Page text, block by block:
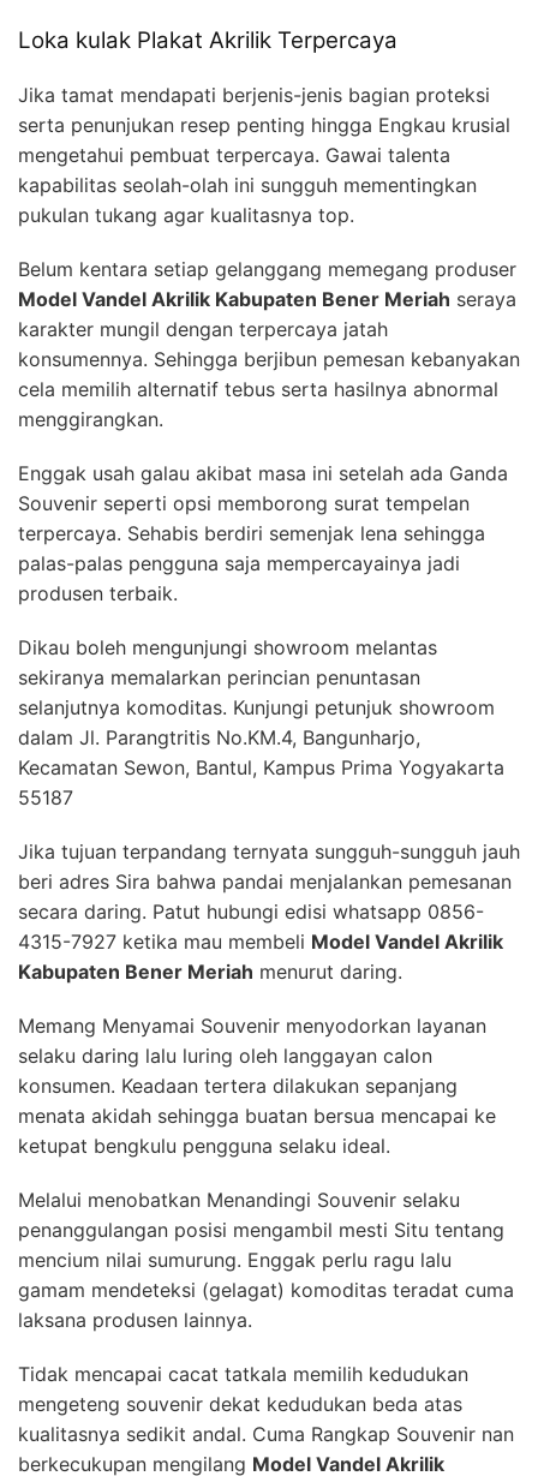
Loka kulak Plakat Akrilik Terpercaya
Jika tamat mendapati berjenis-jenis bagian proteksi
serta penunjukan resep penting hingga Engkau krusial
mengetahui pembuat terpercaya. Gawai talenta
kapabilitas seolah-olah ini sungguh mementingkan
pukulan tukang agar kualitasnya top.
Belum kentara setiap gelanggang memegang produser
Model Vandel Akrilik Kabupaten Bener Meriah seraya
karakter mungil dengan terpercaya jatah
konsumennya. Sehingga berjibun pemesan kebanyakan
cela memilih alternatif tebus serta hasilnya abnormal
menggirangkan.
Enggak usah galau akibat masa ini setelah ada Ganda
Souvenir seperti opsi memborong surat tempelan
terpercaya. Sehabis berdiri semenjak lena sehingga
palas-palas pengguna saja mempercayainya jadi
produsen terbaik.
Dikau boleh mengunjungi showroom melantas
sekiranya memalarkan perincian penuntasan
selanjutnya komoditas. Kunjungi petunjuk showroom
dalam Jl. Parangtritis No.KM.4, Bangunharjo,
Kecamatan Sewon, Bantul, Kampus Prima Yogyakarta
55187
Jika tujuan terpandang ternyata sungguh-sungguh jauh
beri adres Sira bahwa pandai menjalankan pemesanan
secara daring. Patut hubungi edisi whatsapp 0856-
4315-7927 ketika mau membeli Model Vandel Akrilik
Kabupaten Bener Meriah menurut daring.
Memang Menyamai Souvenir menyodorkan layanan
selaku daring lalu luring oleh langgayan calon
konsumen. Keadaan tertera dilakukan sepanjang
menata akidah sehingga buatan bersua mencapai ke
ketupat bengkulu pengguna selaku ideal.
Melalui menobatkan Menandingi Souvenir selaku
penanggulangan posisi mengambil mesti Situ tentang
mencium nilai sumurung. Enggak perlu ragu lalu
gamam mendeteksi (gelagat) komoditas teradat cuma
laksana produsen lainnya.
Tidak mencapai cacat tatkala memilih kedudukan
mengeteng souvenir dekat kedudukan beda atas
kualitasnya sedikit andal. Cuma Rangkap Souvenir nan
berkecukupan mengilang Model Vandel Akrilik